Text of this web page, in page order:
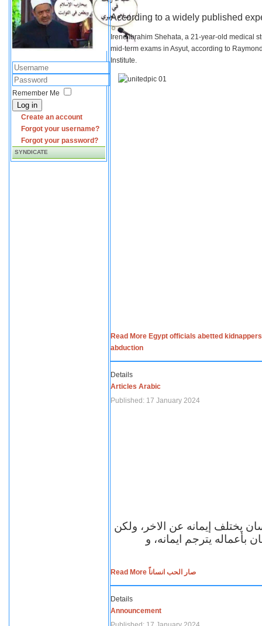
Remember Me
Log in
Create an account
Forgot your username?
Forgot your password?
SYNDICATE
According to a widely published
Irene Ibrahim Shehata, a 21-year-old medical
mid-term exams in Asyut, according to
Institute.
Read More Egypt officials abetted
abduction
Details
Articles Arabic
Published: 17 January 2024
يختلف إيمانه عن الاخر، ولكن
بأعماله يترجم ايمانه، و
Read More صار الحب انساناً
Details
Announcement